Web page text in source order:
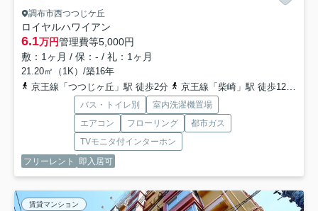
調布市西つつじケ丘
ロイヤルハワイアン
6.1万円管理費等5,000円
敷：1ヶ月 / 保：- / 礼：1ヶ月
21.20㎡（1K）/築16年
京王線「つつじヶ丘」駅 徒歩2分
京王線「柴崎」駅 徒歩12分
バス・トイレ別
室内洗濯機置場
エアコン
フローリング
都市ガス
TVモニタ付インターホン
フリーレント
即入居可
賃貸マンション